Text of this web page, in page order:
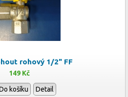
rohový 1/2" FF
149 Kč
košíku Detail